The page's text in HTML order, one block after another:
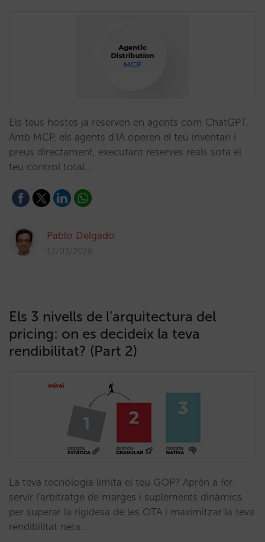
Els teus hostes ja reserven en agents com ChatGPT.
Amb MCP, els agents d'IA operen el teu inventari i
preus directament, executant reserves reals sota el
teu control total.…
Pablo Delgado
12/03/2026
Els 3 nivells de l’arquitectura del
pricing: on es decideix la teva
rendibilitat? (Part 2)
La teva tecnologia limita el teu GOP? Aprèn a fer
servir l'arbitratge de marges i suplements dinàmics
per superar la rigidesa de les OTA i maximitzar la teva
rendibilitat neta.…